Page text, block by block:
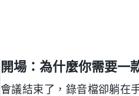
開場：為什麼你需要一
會議結束了，錄音檔卻躺在